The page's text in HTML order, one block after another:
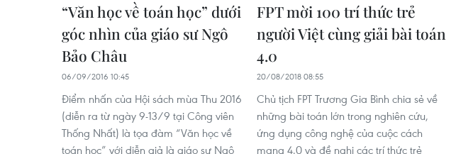
“Văn học về toán học” dưới
góc nhìn của giáo sư Ngô
Bảo Châu
06/09/2016 10:45
Điểm nhấn của Hội sách mùa Thu 2016
(diễn ra từ ngày 9-13/9 tại Công viên
Thống Nhất) là tọa đàm “Văn học về
toán học” với diễn giả là giáo sư Ngô
FPT mời 100 trí thức trẻ
người Việt cùng giải bài toán
4.0
20/08/2018 08:55
Chủ tịch FPT Trương Gia Bình chia sẻ về
những bài toán lớn trong nghiên cứu,
ứng dụng công nghệ của cuộc cách
mạng 4.0 và đề nghị các trí thức trẻ